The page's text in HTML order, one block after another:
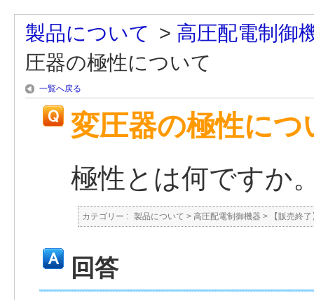
製品について > 高圧配電制御
圧器の極性について
一覧へ戻る
変圧器の極性につ
極性とは何ですか
カテゴリー : 製品について > 高圧配電制御機器 > 【販売終
回答